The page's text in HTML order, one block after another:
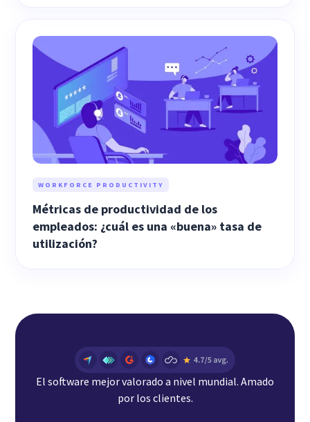
WORKFORCE PRODUCTIVITY
Métricas de productividad de los
empleados: ¿cuál es una «buena» tasa de
utilización?
El software mejor valorado a nivel mundial. Amado
por los clientes.